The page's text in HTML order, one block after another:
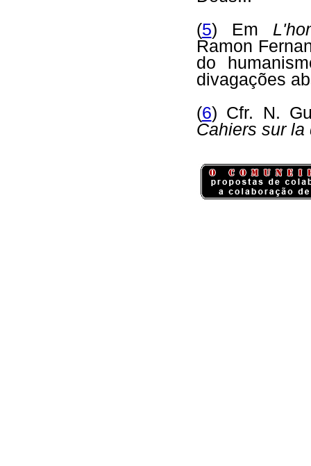
(5) Em
Ramon
do
divagações
(6) Cfr. N.
Cahiers sur